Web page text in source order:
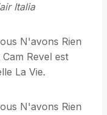
Italia
N'avons Rien
Revel est
La Vie.
N'avons Rien